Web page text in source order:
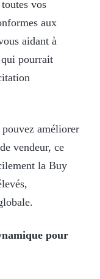
vos
aux
aidant à
pourrait
améliorer
vendeur, ce
la Buy
pour